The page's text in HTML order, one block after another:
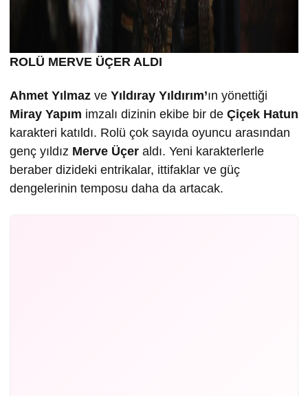
ROLÜ MERVE ÜÇER ALDI
Ahmet Yılmaz ve Yıldıray Yıldırım’ın yönettiği
Miray Yapım imzalı dizinin ekibe bir de Çiçek Hatun
karakteri katıldı. Rolü çok sayıda oyuncu arasından
genç yıldız Merve Üçer aldı. Yeni karakterlerle
beraber dizideki entrikalar, ittifaklar ve güç
dengelerinin temposu daha da artacak.